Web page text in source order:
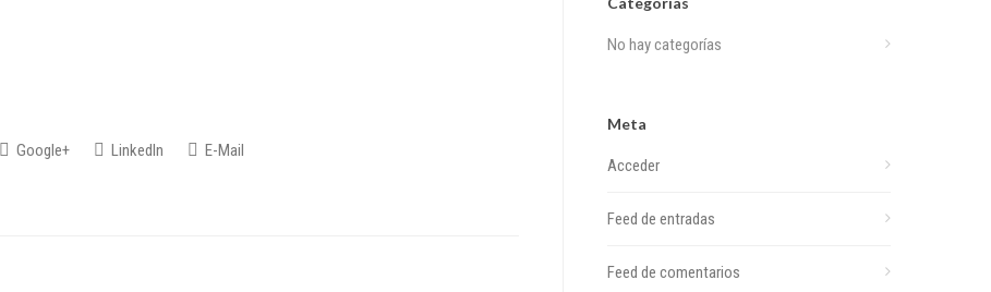
Google+ LinkedIn E-Mail
No hay categorías
Meta
Acceder
Feed de entradas
Feed de comentarios